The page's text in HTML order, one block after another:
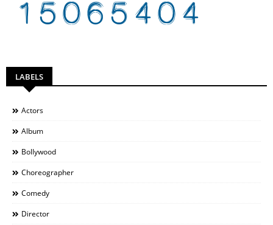
LABELS
Actors
Album
Bollywood
Choreographer
Comedy
Director